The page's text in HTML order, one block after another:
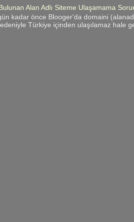
Alan Adlı Siteme Ulaşamama
kadar önce Blooger'da domaini
Türkiye içinden ulaşılamaz hale